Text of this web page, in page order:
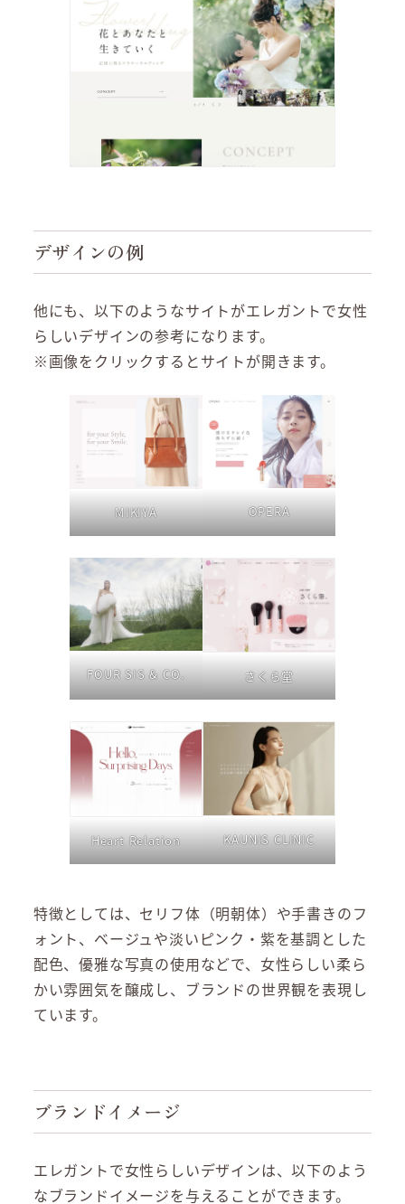
デザインの例
他にも、以下のようなサイトがエレガントで女性
らしいデザインの参考になります。
※画像をクリックするとサイトが開きます。
MIKIYA OPERA
FOUR SIS & CO. さくら堂
Heart Relation KAUNIS CLINIC
特徴としては、セリフ体（明朝体）や手書きのフ
ォント、ベージュや淡いピンク・紫を基調とした
配色、優雅な写真の使用などで、女性らしい柔ら
かい雰囲気を醸成し、ブランドの世界観を表現し
ています。
ブランドイメージ
エレガントで女性らしいデザインは、以下のよう
なブランドイメージを与えることができます。